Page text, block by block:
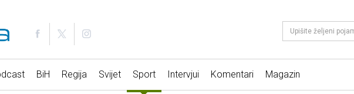
BiH Regija Svijet Sport Intervjui Komentari Magazin